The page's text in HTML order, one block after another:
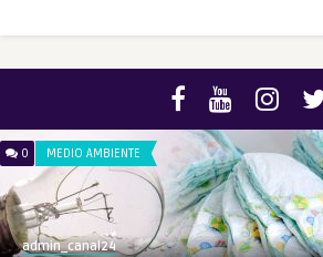
0 MEDIO AMBIENTE
admin_canal24